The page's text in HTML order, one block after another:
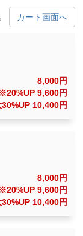
カート画面へ
8,000円
※20%UP 9,600円
10,400円
8,000円
※20%UP 9,600円
10,400円